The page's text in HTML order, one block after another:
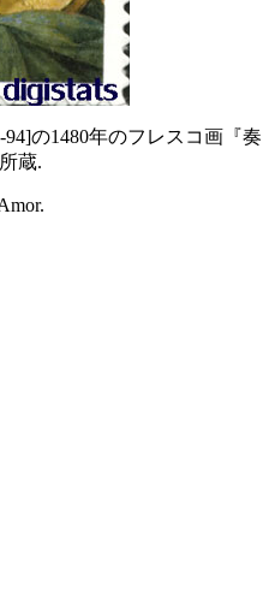
の1480年のフレスコ画『奏
蔵.